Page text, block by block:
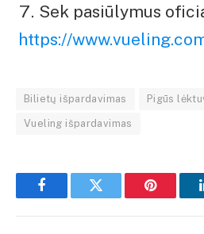
Sek pasiūlymus
https://
Bilietų išpardavimas Pigūs
Vueling išpardavimas
FacebookTwitter Pinterest